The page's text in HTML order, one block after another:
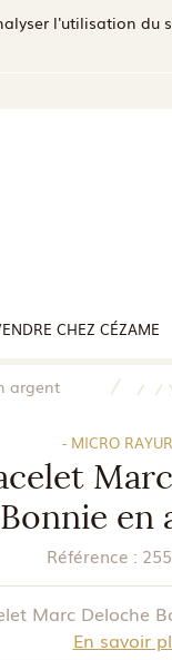
l'utilisation du
CHEZ CÉZAME
argent
- MICRO
Bonnie en
Référence :
Marc Deloche
En savoir